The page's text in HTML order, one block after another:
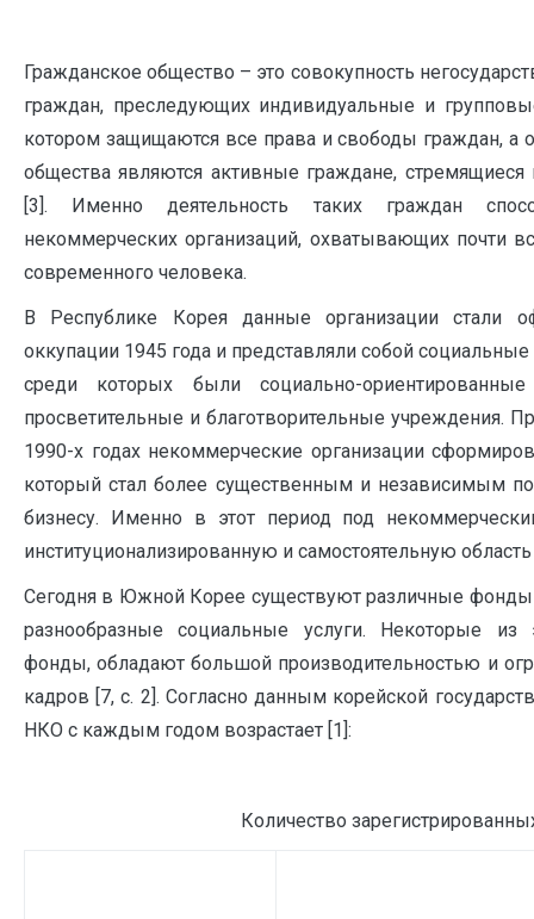
Гражданское общество – это совокупность
граждан, преследующих индивидуальные и
котором защищаются все права и свободы граждан, а
общества являются активные граждане, стремящиеся
[3]. Именно деятельность таких граждан
некоммерческих организаций, охватывающих почти
современного человека.
В Республике Корея данные организации стали
оккупации 1945 года и представляли собой
среди которых были социально-ориентированные
просветительные и благотворительные учреждения.
1990-х годах некоммерческие организации
который стал более существенным и независимым
бизнесу. Именно в этот период под
институционализированную и самостоятельную область
Сегодня в Южной Корее существуют различные
разнообразные социальные услуги. Некоторые из
фонды, обладают большой производительностью и
кадров [7, c. 2]. Согласно данным корейской
НКО с каждым годом возрастает [1]:
Количество